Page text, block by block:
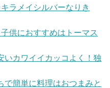
ラメイシルバーなりき
供におすすめはトーマス
いカワイイカッコよく！独
で簡単に料理はおつまみと